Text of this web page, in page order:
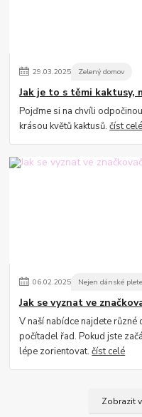
29.03.2025 Zelený domov
Jak je to s těmi kaktusy,
Pojďme si na chvíli
krásou květů kaktusů.číst celé
06.02.2025 Nejen dánské
Jak se vyznat ve
V naší nabídce najdete různé
počítadel řad. Pokud jste
lépe zorientovat.číst celé
Zobrazit